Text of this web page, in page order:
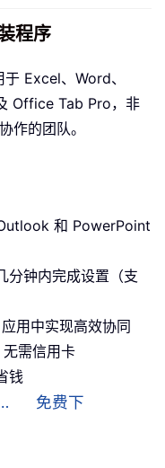
程序
Excel、Word、
Office Tab Pro，非
作的团队。
和 PowerPoint
钟内完成设置（支
用中实现高效协同
需信用卡
钱
免费下